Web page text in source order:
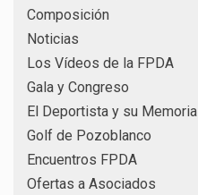
Composición
Noticias
Los Vídeos de la FPDA
Gala y Congreso
El Deportista y su Memoria
Golf de Pozoblanco
Encuentros FPDA
Ofertas a Asociados